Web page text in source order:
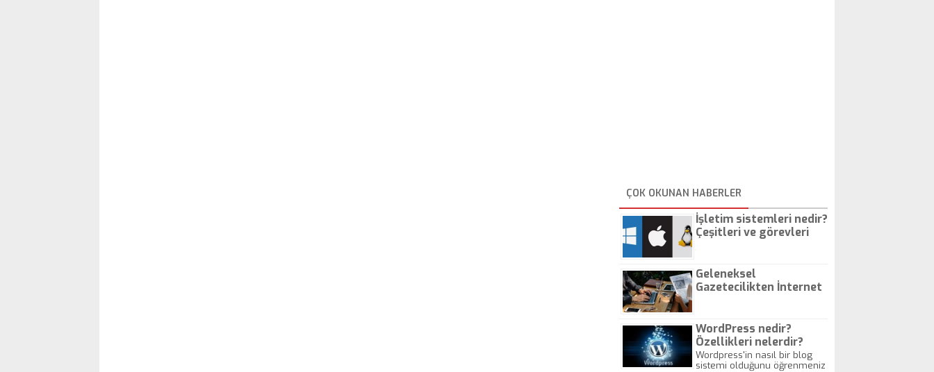
ÇOK OKUNAN HABERLER
İşletim sistemleri nedir?
Çeşitleri ve görevleri
Geleneksel
Gazetecilikten İnternet
WordPress nedir?
Özellikleri nelerdir?
Wordpress'in nasıl bir blog
sistemi olduğunu öğrenmeniz